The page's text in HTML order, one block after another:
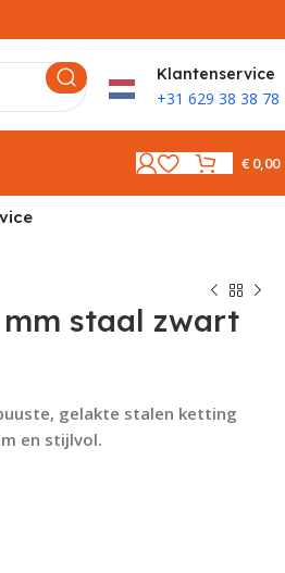
Klantenservice
+31 629 38 38 78
€0,00
staal zwart
gelakte stalen ketting
en stijlvol.